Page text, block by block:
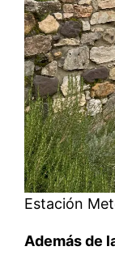
Estación
Además de